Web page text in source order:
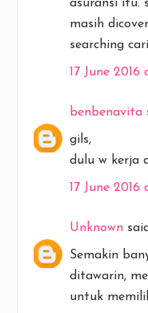
asuransi itu.
masih
searching
17 June 2016
benbenavita
gils,
dulu w kerja
17 June 2016
Unknown
Semakin
ditawarin,
untuk